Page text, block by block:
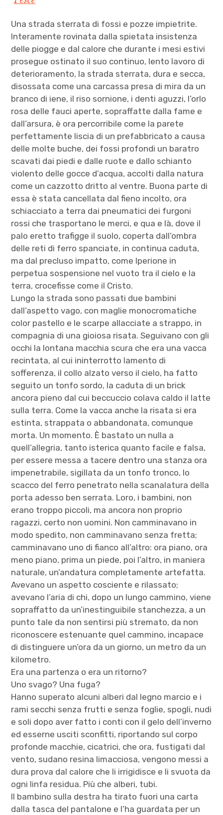
Una strada sterrata di fossi e pozze impietrite.
Interamente rovinata dalla spietata insistenza
delle piogge e dal calore che durante i mesi estivi
prosegue ostinato il suo continuo, lento lavoro di
deterioramento, la strada sterrata, dura e secca,
disossata come una carcassa presa di mira da un
branco di iene, il riso sornione, i denti aguzzi, l’orlo
rosa delle fauci aperte, sopraffatte dalla fame e
dall’arsura, è ora percorribile come la parete
perfettamente liscia di un prefabbricato a causa
delle molte buche, dei fossi profondi un baratro
scavati dai piedi e dalle ruote e dallo schianto
violento delle gocce d’acqua, accolti dalla natura
come un cazzotto dritto al ventre. Buona parte di
essa è stata cancellata dal fieno incolto, ora
schiacciato a terra dai pneumatici dei furgoni
rossi che trasportano le merci, e qua e là, dove il
palo eretto trafigge il suolo, coperta dall’ombra
delle reti di ferro spanciate, in continua caduta,
ma dal precluso impatto, come Iperione in
perpetua sospensione nel vuoto tra il cielo e la
terra, crocefisse come il Cristo.
Lungo la strada sono passati due bambini
dall’aspetto vago, con maglie monocromatiche
color pastello e le scarpe allacciate a strappo, in
compagnia di una gioiosa risata. Seguivano con gli
occhi la lontana macchia scura che era una vacca
recintata, al cui ininterrotto lamento di
sofferenza, il collo alzato verso il cielo, ha fatto
seguito un tonfo sordo, la caduta di un brick
ancora pieno dal cui beccuccio colava caldo il latte
sulla terra. Come la vacca anche la risata si era
estinta, strappata o abbandonata, comunque
morta. Un momento. È bastato un nulla a
quell’allegria, tanto isterica quanto facile e falsa,
per essere messa a tacere dentro una stanza ora
impenetrabile, sigillata da un tonfo tronco, lo
scacco del ferro penetrato nella scanalatura della
porta adesso ben serrata. Loro, i bambini, non
erano troppo piccoli, ma ancora non proprio
ragazzi, certo non uomini. Non camminavano in
modo spedito, non camminavano senza fretta;
camminavano uno di fianco all’altro: ora piano, ora
meno piano, prima un piede, poi l’altro, in maniera
naturale, un’andatura completamente artefatta.
Avevano un aspetto cosciente e rilassato;
avevano l’aria di chi, dopo un lungo cammino, viene
sopraffatto da un’inestinguibile stanchezza, a un
punto tale da non sentirsi più stremato, da non
riconoscere estenuante quel cammino, incapace
di distinguere un’ora da un giorno, un metro da un
kilometro.
Era una partenza o era un ritorno?
Uno svago? Una fuga?
Hanno superato alcuni alberi dal legno marcio e i
rami secchi senza frutti e senza foglie, spogli, nudi
e soli dopo aver fatto i conti con il gelo dell’inverno
ed esserne usciti sconfitti, riportando sul corpo
profonde macchie, cicatrici, che ora, fustigati dal
vento, sudano resina limacciosa, vengono messi a
dura prova dal calore che li irrigidisce e li svuota da
ogni linfa residua. Più che alberi, tubi.
Il bambino sulla destra ha tirato fuori una carta
dalla tasca del pantalone e l’ha guardata per un